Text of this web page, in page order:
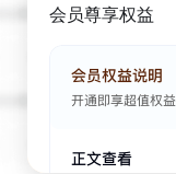
会员尊享权益